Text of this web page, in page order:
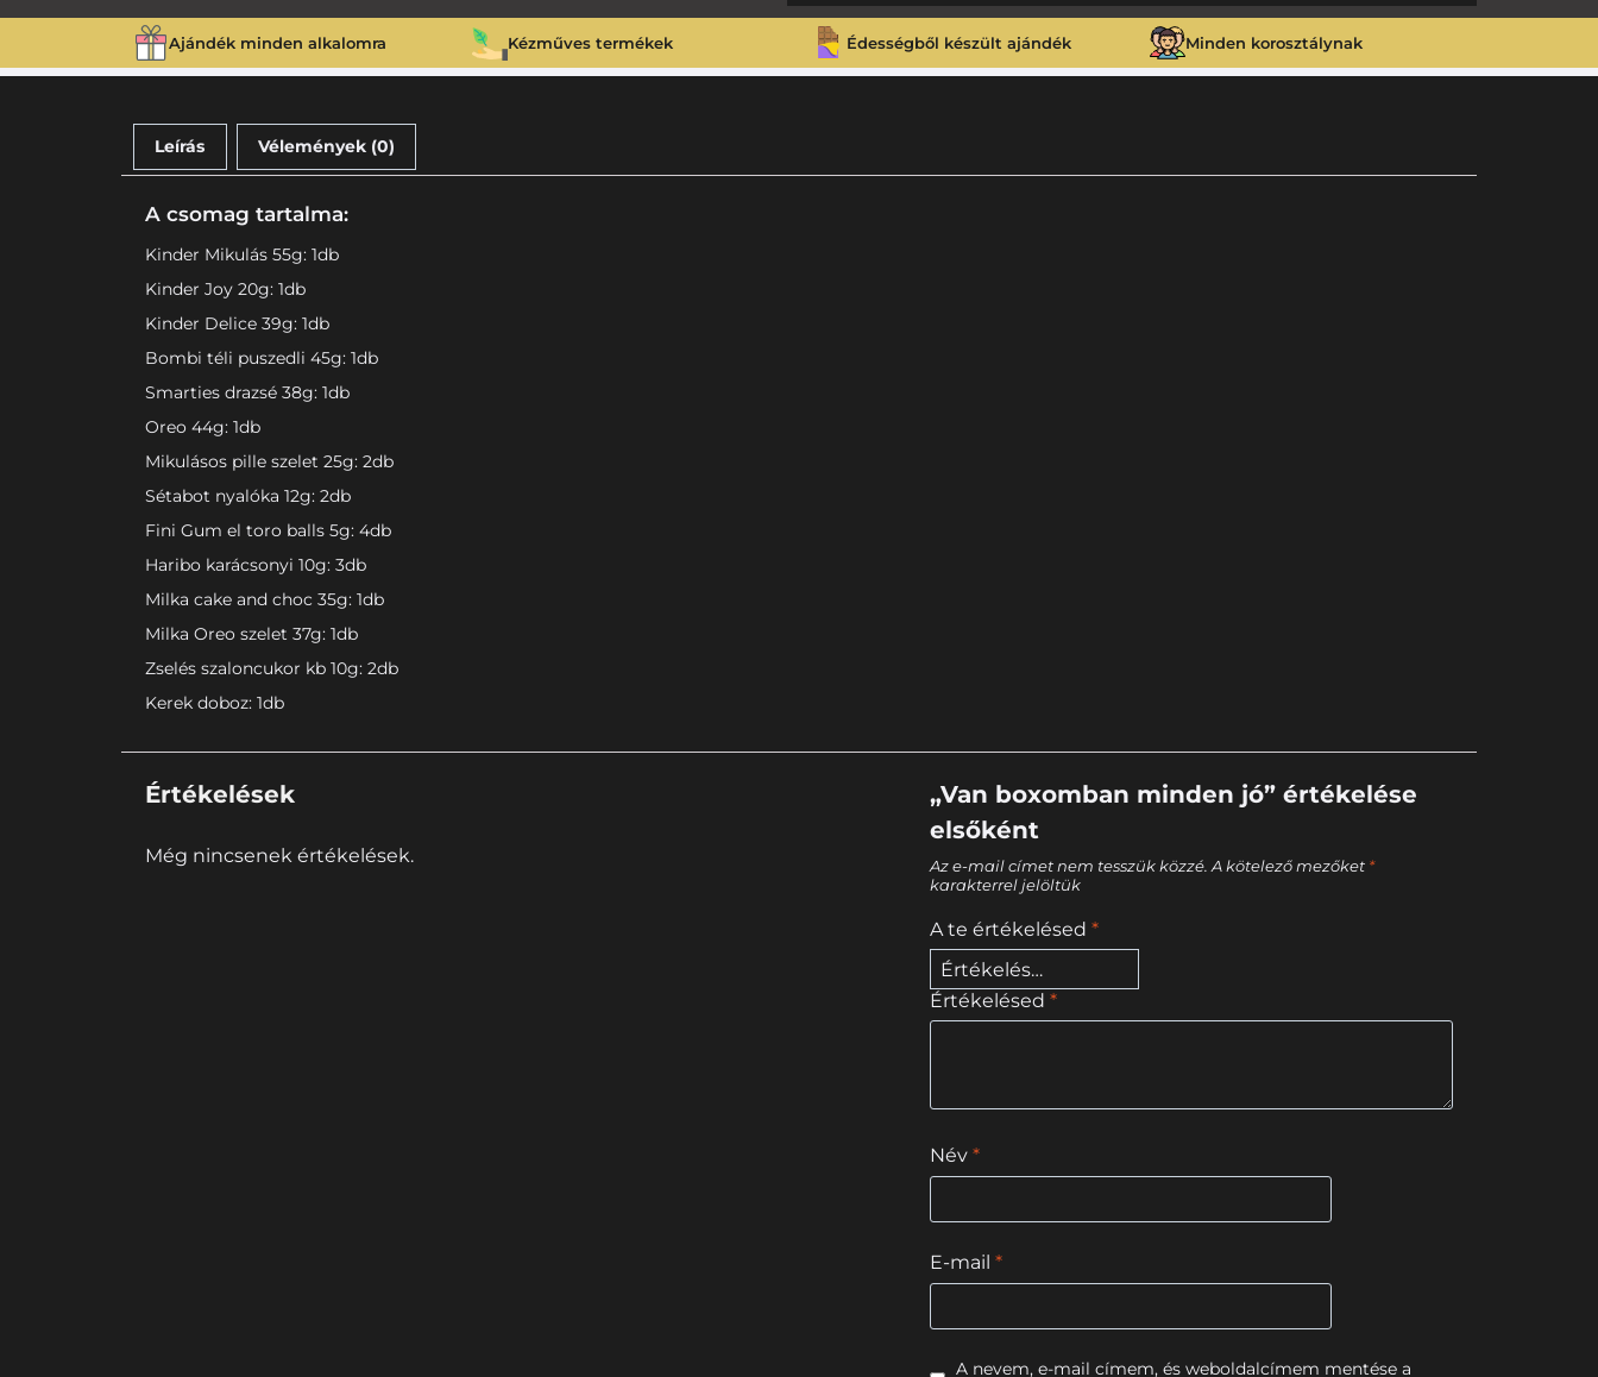
Ajándék minden alkalomra Kézműves termékek Édességből készült ajándék Minden korosztálynak
Leírás Vélemények (0)
A csomag tartalma:
Kinder Mikulás 55g: 1db
Kinder Joy 20g: 1db
Kinder Delice 39g: 1db
Bombi téli puszedli 45g: 1db
Smarties drazsé 38g: 1db
Oreo 44g: 1db
Mikulásos pille szelet 25g: 2db
Sétabot nyalóka 12g: 2db
Fini Gum el toro balls 5g: 4db
Haribo karácsonyi 10g: 3db
Milka cake and choc 35g: 1db
Milka Oreo szelet 37g: 1db
Zselés szaloncukor kb 10g: 2db
Kerek doboz: 1db
Értékelések
Még nincsenek értékelések.
„Van boxomban minden jó” értékelése
elsőként
Az e-mail címet nem tesszük közzé. A kötelező mezőket *
karakterrel jelöltük
A te értékelésed *
Értékelésed *
Név *
E-mail *
A nevem, e-mail címem, és weboldalcímem mentése a